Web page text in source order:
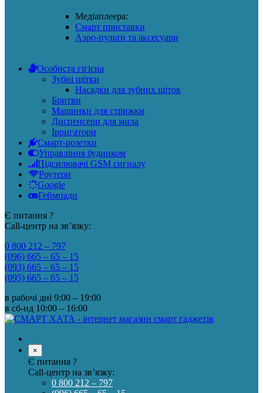
Медіаплеера:
Смарт приставки
Аэро-пульти та аксесуари
Особиста гігієна
Зубні щітки
Насадки для зубних щіток
Бритви
Машинки для стрижки
Диспенсери для мила
Ірригатори
Смарт-розетки
Управління будинком
Підсилювачі GSM сигналу
Роутери
Google
Геймпади
Є питання ?
Call-центр на зв’язку:
0 800 212 – 797
(096) 665 – 65 – 15
(093) 665 – 65 – 15
(095) 665 – 65 – 15
в рабочі дні 9:00 – 19:00
в сб-нд 10:00 – 16:00
×
Є питання ?
Call-центр на зв’язку:
0 800 212 – 797